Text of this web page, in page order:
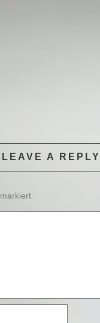
LEAVE A REPLY
markiert